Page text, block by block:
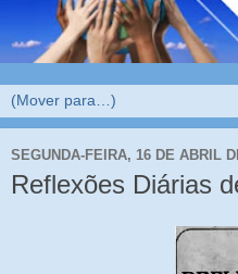
SEGUNDA-FEIRA, 16 DE ABRIL
Reflexões Diárias